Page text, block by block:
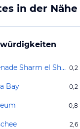
in der Nähe
Strandpromenade Sharm el Sheikh 0,2
Bay 0,2
0,8
2,6